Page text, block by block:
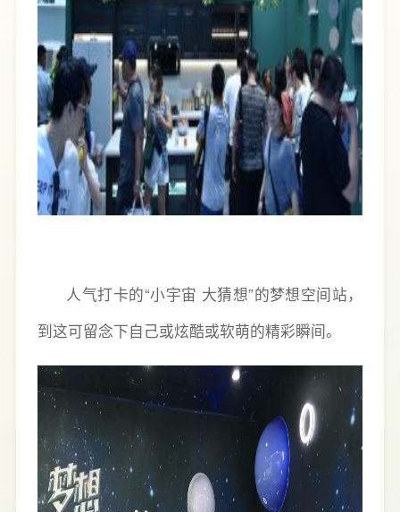
人气打卡的“小宇宙 大猜想”的梦想空间站，
到这可留念下自己或炫酷或软萌的精彩瞬间。